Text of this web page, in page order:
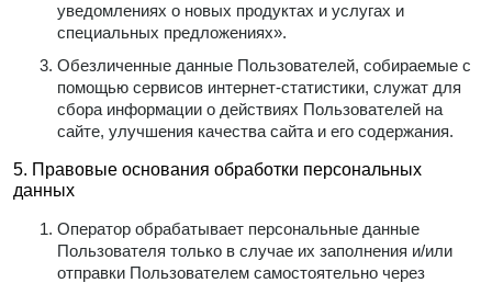
уведомлениях о новых продуктах и услугах и
специальных предложениях».
Обезличенные данные Пользователей, собираемые с
помощью сервисов интернет-статистики, служат для
сбора информации о действиях Пользователей на
сайте, улучшения качества сайта и его содержания.
5. Правовые основания обработки персональных
данных
Оператор обрабатывает персональные данные
Пользователя только в случае их заполнения и/или
отправки Пользователем самостоятельно через